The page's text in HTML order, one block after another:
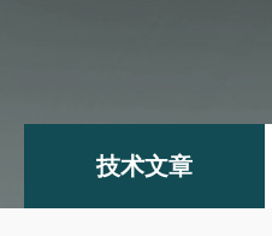
技术文章